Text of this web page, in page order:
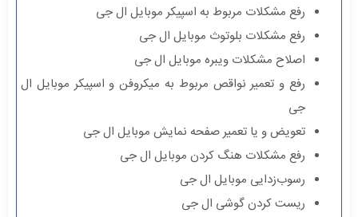
رفع مشکلات مربوط به اسپیکر موبایل ال جی
رفع مشکلات بلوتوث موبایل ال جی
اصلاح مشکلات ویبره موبایل ال جی
رفع و تعمیر نواقص مربوط به میکروفن و اسپیکر موبایل ال
جی
تعویض و یا تعمیر صفحه نمایش موبایل ال جی
رفع مشکلات هنگ کردن موبایل ال جی
رسوب‌زدایی موبایل ال جی
ریست کردن گوشی ال جی